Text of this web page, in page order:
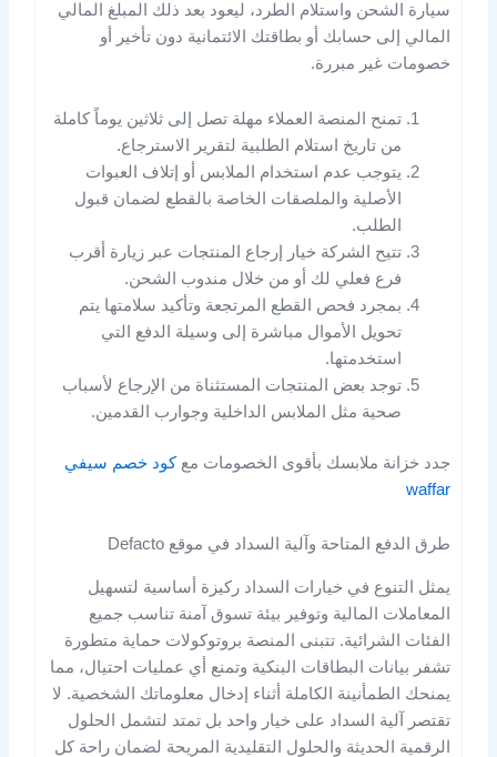
سيارة الشحن واستلام الطرد، ليعود بعد ذلك المبلغ المالي
المالي إلى حسابك أو بطاقتك الائتمانية دون تأخير أو
خصومات غير مبررة.
تمنح المنصة العملاء مهلة تصل إلى ثلاثين يوماً كاملة
من تاريخ استلام الطلبية لتقرير الاسترجاع.
يتوجب عدم استخدام الملابس أو إتلاف العبوات
الأصلية والملصقات الخاصة بالقطع لضمان قبول
الطلب.
تتيح الشركة خيار إرجاع المنتجات عبر زيارة أقرب
فرع فعلي لك أو من خلال مندوب الشحن.
بمجرد فحص القطع المرتجعة وتأكيد سلامتها يتم
تحويل الأموال مباشرة إلى وسيلة الدفع التي
استخدمتها.
توجد بعض المنتجات المستثناة من الإرجاع لأسباب
صحية مثل الملابس الداخلية وجوارب القدمين.
جدد خزانة ملابسك بأقوى الخصومات معكود خصم سيفي
waffar
طرق الدفع المتاحة وآلية السداد في موقع Defacto
يمثل التنوع في خيارات السداد ركيزة أساسية لتسهيل
المعاملات المالية وتوفير بيئة تسوق آمنة تناسب جميع
الفئات الشرائية. تتبنى المنصة بروتوكولات حماية متطورة
تشفر بيانات البطاقات البنكية وتمنع أي عمليات احتيال، مما
يمنحك الطمأنينة الكاملة أثناء إدخال معلوماتك الشخصية. لا
تقتصر آلية السداد على خيار واحد بل تمتد لتشمل الحلول
الرقمية الحديثة والحلول التقليدية المريحة لضمان راحة كل